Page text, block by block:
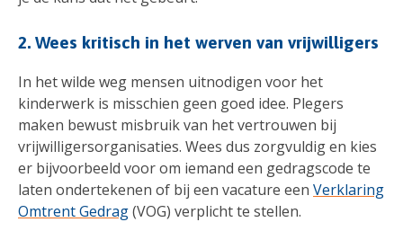
2. Wees kritisch in het werven van vrijwilligers
In het wilde weg mensen uitnodigen voor het
kinderwerk is misschien geen goed idee. Plegers
maken bewust misbruik van het vertrouwen bij
vrijwilligersorganisaties. Wees dus zorgvuldig en kies
er bijvoorbeeld voor om iemand een gedragscode te
laten ondertekenen of bij een vacature een Verklaring
Omtrent Gedrag(VOG) verplicht te stellen.